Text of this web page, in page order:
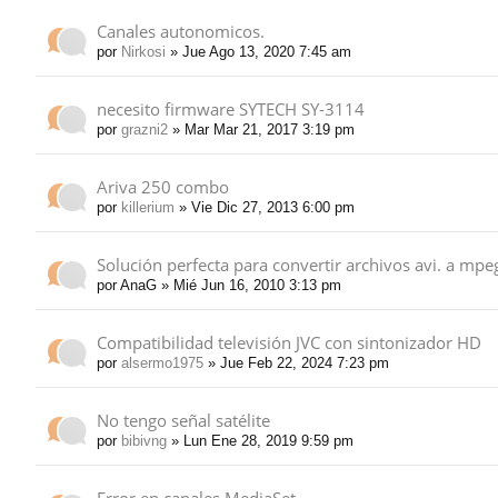
Canales autonomicos.
por Nirkosi » Jue Ago 13, 2020 7:45 am
necesito firmware SYTECH SY-3114
por grazni2 » Mar Mar 21, 2017 3:19 pm
Ariva 250 combo
por killerium » Vie Dic 27, 2013 6:00 pm
Solución perfecta para convertir archivos avi. a
porAnaG » Mié Jun 16, 2010 3:13 pm
Compatibilidad televisión JVC con sintonizador HD
por alsermo1975 » Jue Feb 22, 2024 7:23 pm
No tengo señal satélite
por bibivng » Lun Ene 28, 2019 9:59 pm